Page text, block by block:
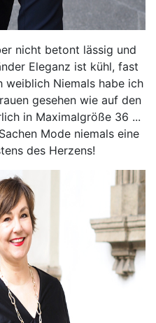
nicht betont lässig und
Eleganz ist kühl, fast
weiblich Niemals habe ich
gesehen wie auf den
in Maximalgröße 36 ...
Mode niemals eine
des Herzens!